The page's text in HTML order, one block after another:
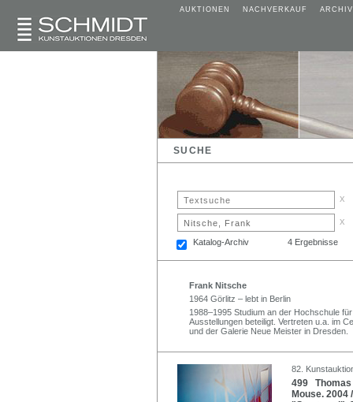
AUKTIONEN NACHVERKAUF ARCHIV
SUCHE
x
x
Katalog-Archiv 4 Ergebnisse
Frank Nitsche
1964 Görlitz – lebt in Berlin
1988–1995 Studium an der Hochschule
Ausstellungen beteiligt. Vertreten u.a. im
und der Galerie Neue Meister in Dresden.
82.
499 Thomas
Mouse. 2004